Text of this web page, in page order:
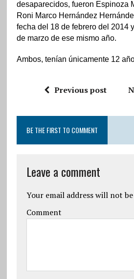
desaparecidos, fueron Espinoza
Roni Marco Hernández
fecha del 18 de febrero del 2014
de marzo de ese mismo año.
Ambos, tenían únicamente 12
Previous post
BE THE FIRST TO COMMENT
Leave a comment
Your email address will not
Comment